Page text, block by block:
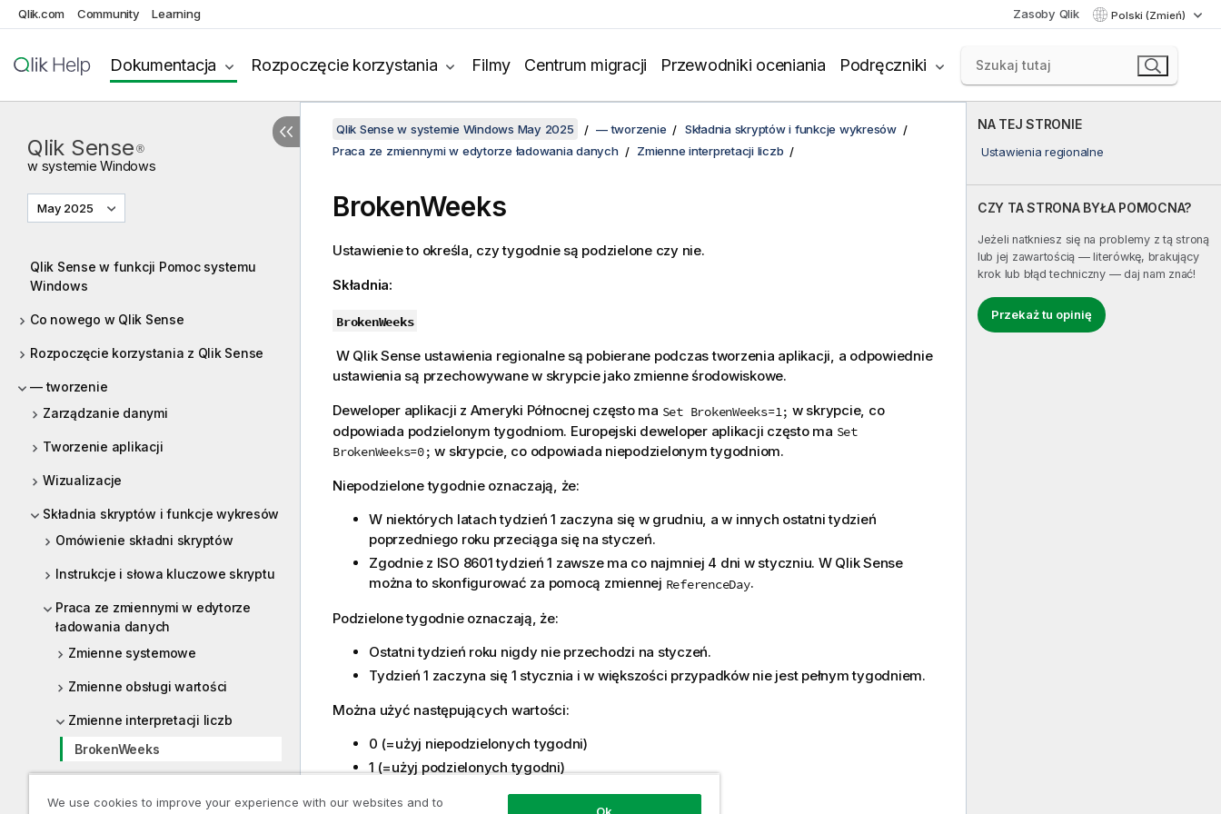
Qlik.com Community Learning Zasoby Qlik Polski (Zmień)
Dokumentacja Rozpoczęcie korzystania Filmy Centrum migracji Przewodniki oceniania Podręczniki
Qlik Sense ®
w systemieWindows
May 2025
Qlik Sense w funkcji Pomoc systemu
Windows
Co nowego w Qlik Sense
Rozpoczęcie korzystania z Qlik Sense
— tworzenie
Zarządzanie danymi
Tworzenie aplikacji
Wizualizacje
Składnia skryptów i funkcje wykresów
Omówienie składni skryptów
Instrukcje i słowa kluczowe skryptu
Praca ze zmiennymi w edytorze
ładowania danych
Zmienne systemowe
Zmienne obsługi wartości
Zmienne interpretacji liczb
BrokenWeeks
NA TEJ STRONIE
Ustawienia regionalne
CZY TA STRONA BYŁA POMOCNA?
Jeżeli natkniesz się na problemy z tą stroną
lub jej zawartością — literówkę, brakujący
krok lub błąd techniczny — daj nam znać!
Przekaż tu opinię
Qlik Sense w systemie Windows May 2025 — tworzenie
Składnia skryptów i funkcje wykresów
Praca ze zmiennymi w edytorze ładowania danych
Zmienne interpretacji liczb
BrokenWeeks
Ustawienie to określa, czy tygodnie są podzielone czy nie.
Składnia:
BrokenWeeks
W Qlik Senseustawienia regionalne są pobierane podczas tworzenia aplikacji, a odpowiednie
ustawienia są przechowywane w skrypcie jako zmienne środowiskowe.
Deweloper aplikacji z Ameryki Północnej często ma Set BrokenWeeks=1; w skrypcie, co
odpowiada podzielonym tygodniom. Europejski deweloper aplikacji często ma Set
BrokenWeeks=0; w skrypcie, co odpowiada niepodzielonym tygodniom.
Niepodzielone tygodnie oznaczają, że:
W niektórych latach tydzień 1 zaczyna się w grudniu, a w innych ostatni tydzień
poprzedniego roku przeciąga się na styczeń.
Zgodnie z ISO 8601 tydzień 1 zawsze ma co najmniej 4 dni w styczniu. W Qlik Sense
można to skonfigurować za pomocą zmiennej ReferenceDay.
Podzielone tygodnie oznaczają, że:
Ostatni tydzień roku nigdy nie przechodzi na styczeń.
Tydzień 1 zaczyna się 1 stycznia i w większości przypadków nie jest pełnym tygodniem.
Można użyć następujących wartości:
0 (=użyj niepodzielonych tygodni)
1 (=użyj podzielonych tygodni)
We use cookies to improve your experience with our websites and to